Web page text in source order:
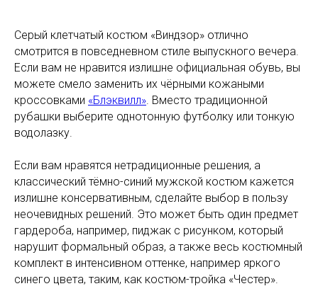
Серый клетчатый костюм «Виндзор» отлично
смотрится в повседневном стиле выпускного вечера.
Если вам не нравится излишне официальная обувь, вы
можете смело заменить их чёрными кожаными
кроссовками «Блэквилл» . Вместо традиционной
рубашки выберите однотонную футболку или тонкую
водолазку.
Если вам нравятся нетрадиционные решения, а
классический тёмно-синий мужской костюм кажется
излишне консервативным, сделайте выбор в пользу
неочевидных решений. Это может быть один предмет
гардероба, например, пиджак с рисунком, который
нарушит формальный образ, а также весь костюмный
комплект в интенсивном оттенке, например яркого
синего цвета, таким, как костюм-тройка «Честер».